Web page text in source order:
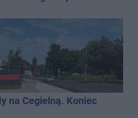
na Cegielną. Koniec